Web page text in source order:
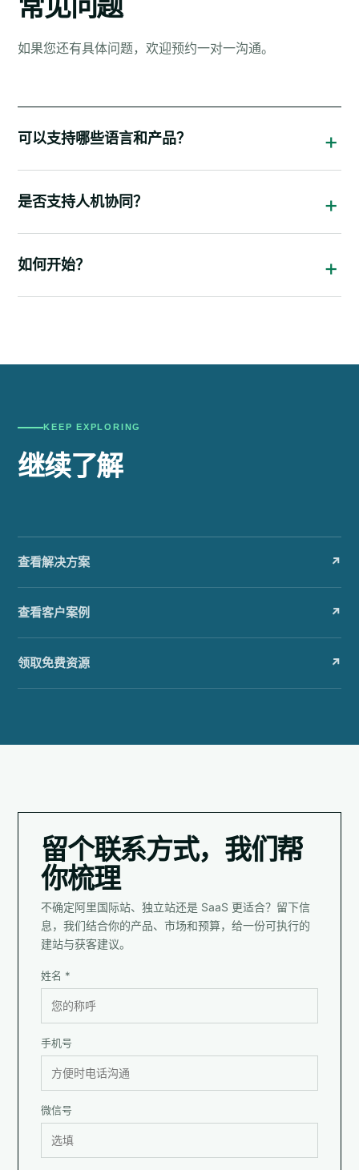
如果您还有具体问题，欢迎预约一对一沟通。
可以支持哪些语言和产品？
是否支持人机协同？
如何开始？
KEEP EXPLORING
继续了解
查看解决方案 ↗
查看客户案例 ↗
领取免费资源 ↗
留个联系方式，我们帮
你梳理
不确定阿里国际站、独立站还是 SaaS 更适合？留下信
息，我们结合你的产品、市场和预算，给一份可执行的
建站与获客建议。
姓名 *
手机号
微信号